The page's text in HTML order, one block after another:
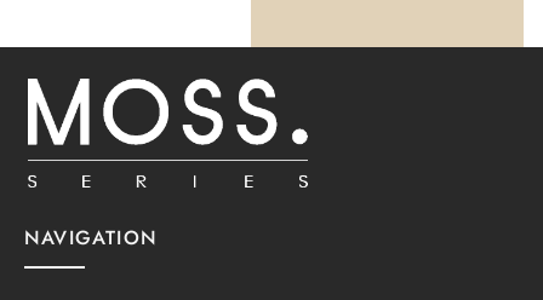
NAVIGATION